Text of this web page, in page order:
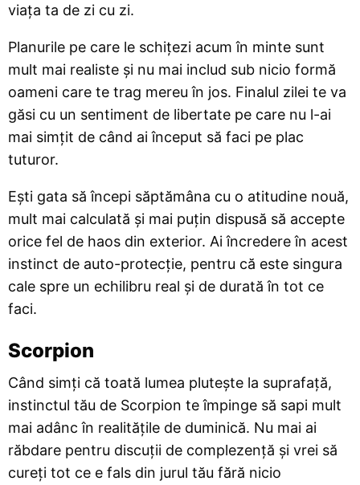
viața ta de zi cu zi.
Planurile pe care le schițezi acum în minte sunt
mult mai realiste și nu mai includ sub nicio formă
oameni care te trag mereu în jos. Finalul zilei te va
găsi cu un sentiment de libertate pe care nu l-ai
mai simțit de când ai început să faci pe plac
tuturor.
Ești gata să începi săptămâna cu o atitudine nouă,
mult mai calculată și mai puțin dispusă să accepte
orice fel de haos din exterior. Ai încredere în acest
instinct de auto-protecție, pentru că este singura
cale spre un echilibru real și de durată în tot ce
faci.
Scorpion
Când simți că toată lumea plutește la suprafață,
instinctul tău de Scorpion te împinge să sapi mult
mai adânc în realitățile de duminică. Nu mai ai
răbdare pentru discuții de complezență și vrei să
cureți tot ce e fals din jurul tău fără nicio